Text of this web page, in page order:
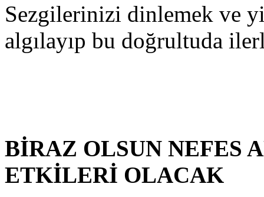
Sezgilerinizi dinlemek ve
algılayıp bu doğrultuda
BİRAZ OLSUN NEFES
ETKİLERİ OLACAK